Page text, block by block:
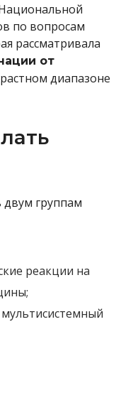
по вопросам
рассматривала
от
диапазоне
группам
реакции на